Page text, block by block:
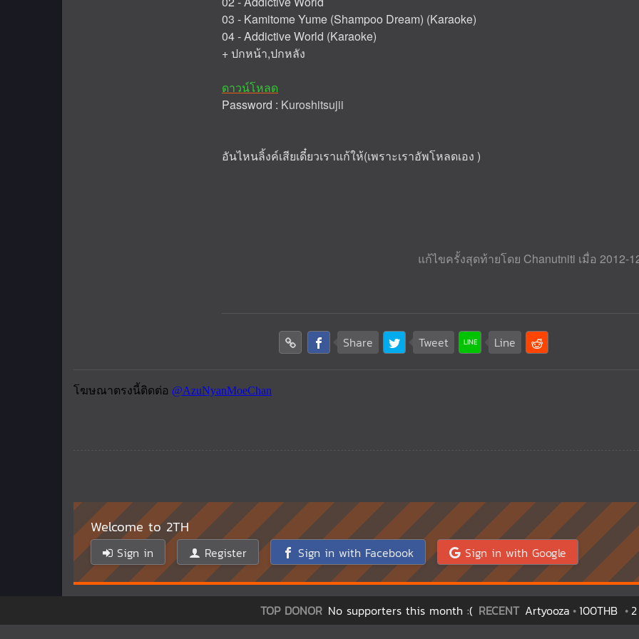
03 - Kamitome Yume (Shampoo Dream) (Karaoke)
04 - Addictive World (Karaoke)
+ ปกหน้า,ปกหลัง
ดาวน์โหลด
Password : Kuroshitsujii
อันไหนลิ้งค์เสียเดี๋ยวเราแก้ให้(เพราะเราอัพโหลดเอง )
แก้ไขครั้งสุดท้ายโดย Chanutniti เมื่อ 2012-
Share Tweet Line
Welcome to 2TH
Sign in Register Sign in with Facebook Sign in with Google
TOP DONOR No supporters this month :( RECENT Artyooza 100THB